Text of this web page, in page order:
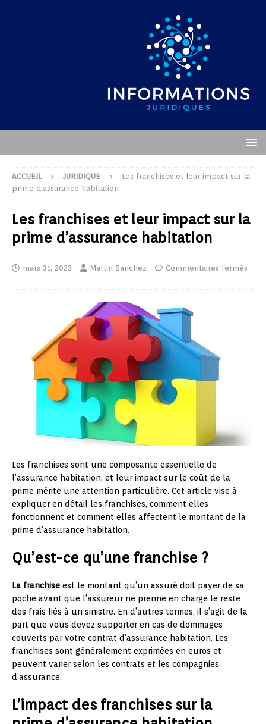
ACCUEIL JURIDIQUE
Les franchises et leur impact sur la
prime d’assurance habitation
Les franchises et leur impact sur la
prime d’assurance habitation
mars 31, 2023 Martin Sanchez Commentaires fermés
Les franchises sont une composante essentielle de
l’assurance habitation, et leur impact sur le coût de la
prime mérite une attention particulière. Cet article vise à
expliquer en détail les franchises, comment elles
fonctionnent et comment elles affectent le montant de la
prime d’assurance habitation.
Qu’est-ce qu’une franchise ?
La franchise est le montant qu’un assuré doit payer de sa
poche avant que l’assureur ne prenne en charge le reste
des frais liés à un sinistre. En d’autres termes, il s’agit de la
part que vous devez supporter en cas de dommages
couverts par votre contrat d’assurance habitation. Les
franchises sont généralement exprimées en euros et
peuvent varier selon les contrats et les compagnies
d’assurance.
L’impact des franchises sur la